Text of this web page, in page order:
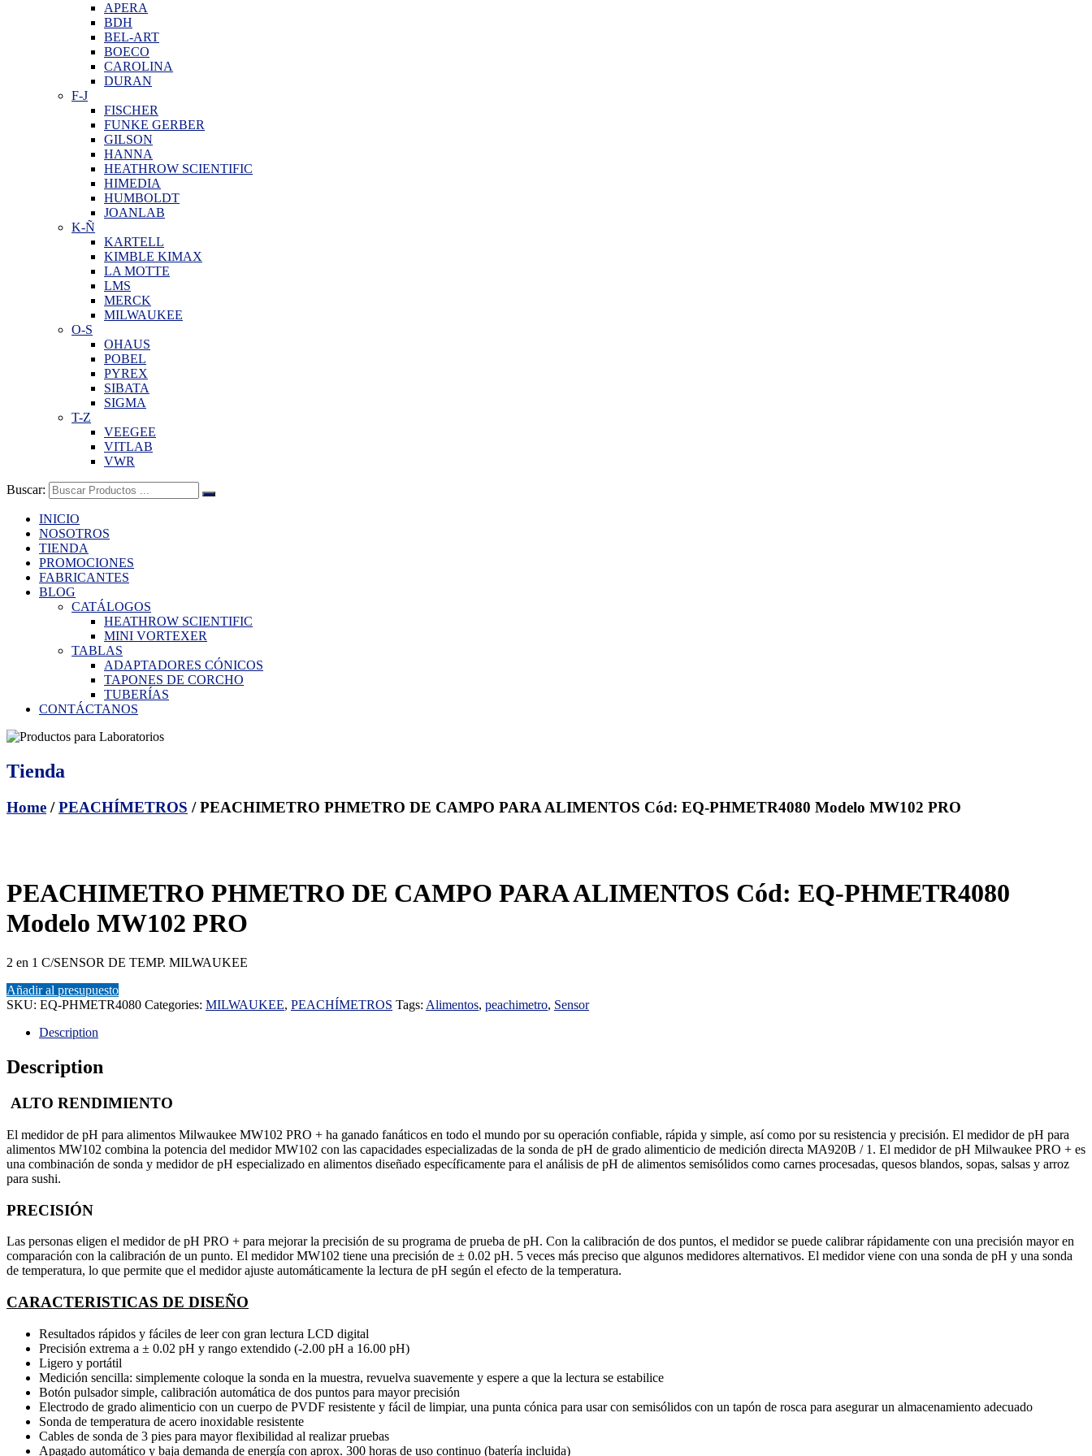
APERA
BDH
BEL-ART
BOECO
CAROLINA
DURAN
F-J
FISCHER
FUNKE GERBER
GILSON
HANNA
HEATHROW SCIENTIFIC
HIMEDIA
HUMBOLDT
JOANLAB
K-Ñ
KARTELL
KIMBLE KIMAX
LA MOTTE
LMS
MERCK
MILWAUKEE
O-S
OHAUS
POBEL
PYREX
SIBATA
SIGMA
T-Z
VEEGEE
VITLAB
VWR
Buscar:
INICIO
NOSOTROS
TIENDA
PROMOCIONES
FABRICANTES
BLOG
CATÁLOGOS
HEATHROW SCIENTIFIC
MINI VORTEXER
TABLAS
ADAPTADORES CÓNICOS
TAPONES DE CORCHO
TUBERÍAS
CONTÁCTANOS
Tienda
Home /PEACHÍMETROS / PEACHIMETRO PHMETRO DE CAMPO PARA ALIMENTOS Cód: EQ-PHMETR4080 Modelo MW102 PRO
PEACHIMETRO PHMETRO DE CAMPO PARA ALIMENTOS Cód: EQ-PHMETR4080
Modelo MW102 PRO
2 en 1 C/SENSOR DE TEMP. MILWAUKEE
Añadir al presupuesto
SKU: EQ-PHMETR4080 Categories: MILWAUKEE, PEACHÍMETROS Tags: Alimentos, peachimetro, Sensor
Description
Description
ALTO RENDIMIENTO
El medidor de pH para alimentos Milwaukee MW102 PRO + ha ganado fanáticos en todo el mundo por su operación confiable, rápida y simple, así como por su resistencia y precisión. El medidor de pH para
alimentos MW102 combina la potencia del medidor MW102 con las capacidades especializadas de la sonda de pH de grado alimenticio de medición directa MA920B / 1. El medidor de pH Milwaukee PRO + es
una combinación de sonda y medidor de pH especializado en alimentos diseñado específicamente para el análisis de pH de alimentos semisólidos como carnes procesadas, quesos blandos, sopas, salsas y arroz
para sushi.
PRECISIÓN
Las personas eligen el medidor de pH PRO + para mejorar la precisión de su programa de prueba de pH. Con la calibración de dos puntos, el medidor se puede calibrar rápidamente con una precisión mayor en
comparación con la calibración de un punto. El medidor MW102 tiene una precisión de ± 0.02 pH. 5 veces más preciso que algunos medidores alternativos. El medidor viene con una sonda de pH y una sonda
de temperatura, lo que permite que el medidor ajuste automáticamente la lectura de pH según el efecto de la temperatura.
CARACTERISTICAS DE DISEÑO
Resultados rápidos y fáciles de leer con gran lectura LCD digital
Precisión extrema a ± 0.02 pH y rango extendido (-2.00 pH a 16.00 pH)
Ligero y portátil
Medición sencilla: simplemente coloque la sonda en la muestra, revuelva suavemente y espere a que la lectura se estabilice
Botón pulsador simple, calibración automática de dos puntos para mayor precisión
Electrodo de grado alimenticio con un cuerpo de PVDF resistente y fácil de limpiar, una punta cónica para usar con semisólidos con un tapón de rosca para asegurar un almacenamiento adecuado
Sonda de temperatura de acero inoxidable resistente
Cables de sonda de 3 pies para mayor flexibilidad al realizar pruebas
Apagado automático y baja demanda de energía con aprox. 300 horas de uso continuo (batería incluida)